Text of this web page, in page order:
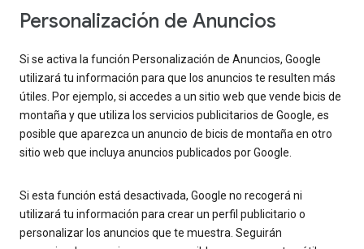
Personalización de Anuncios
Si se activa la función Personalización de Anuncios, Google
utilizará tu información para que los anuncios te resulten más
útiles. Por ejemplo, si accedes a un sitio web que vende bicis de
montaña y que utiliza los servicios publicitarios de Google, es
posible que aparezca un anuncio de bicis de montaña en otro
sitio web que incluya anuncios publicados por Google.
Si esta función está desactivada, Google no recogerá ni
utilizará tu información para crear un perfil publicitario o
personalizar los anuncios que te muestra. Seguirán